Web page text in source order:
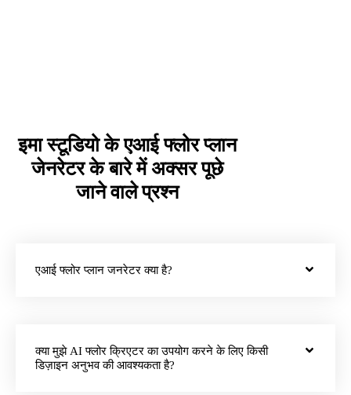
इमा स्टूडियो के एआई फ्लोर प्लान
जेनरेटर के बारे में अक्सर पूछे
जाने वाले प्रश्न
एआई फ्लोर प्लान जनरेटर क्या है?
क्या मुझे AI फ्लोर क्रिएटर का उपयोग करने के लिए किसी
डिज़ाइन अनुभव की आवश्यकता है?